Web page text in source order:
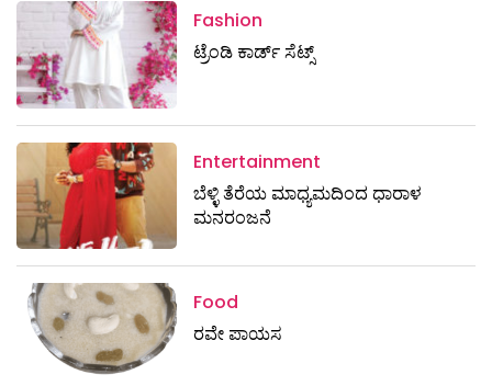
Fashion
ಟ್ರೆಂಡಿ ಕಾರ್ಡ್‌ ಸೆಟ್ಸ್
Entertainment
ಬೆಳ್ಳಿ ತೆರೆಯ ಮಾಧ್ಯಮದಿಂದ ಧಾರಾಳ
ಮನರಂಜನೆ
Food
ರವೇ ಪಾಯಸ